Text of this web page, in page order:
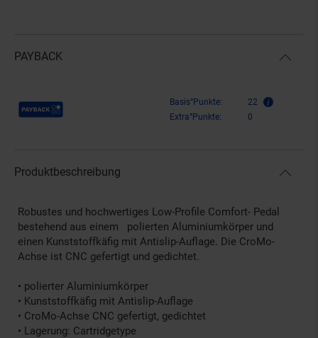
PAYBACK
Payback Punkte Basis°Punkte:
22
Extra°Punkte:
0
Produktbeschreibung
Robustes und hochwertiges Low-Profile Comfort- Pedal
bestehend aus einem polierten Aluminiumkörper und
einen Kunststoffkäfig mit Antislip-Auflage. Die CroMo-
Achse ist CNC gefertigt und gedichtet.
• polierter Aluminiumkörper
• Kunststoffkäfig mit Antislip-Auflage
• CroMo-Achse CNC gefertigt, gedichtet
• Lagerung: Cartridgetype